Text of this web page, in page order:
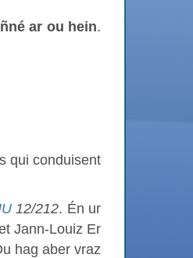
ar ou hein.
qui conduisent
12/212. Én ur
Jann-Louiz Er
hag aber vraz